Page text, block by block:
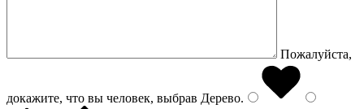
Пожалуйста,
докажите, что вы человек, выбрав Дерево.